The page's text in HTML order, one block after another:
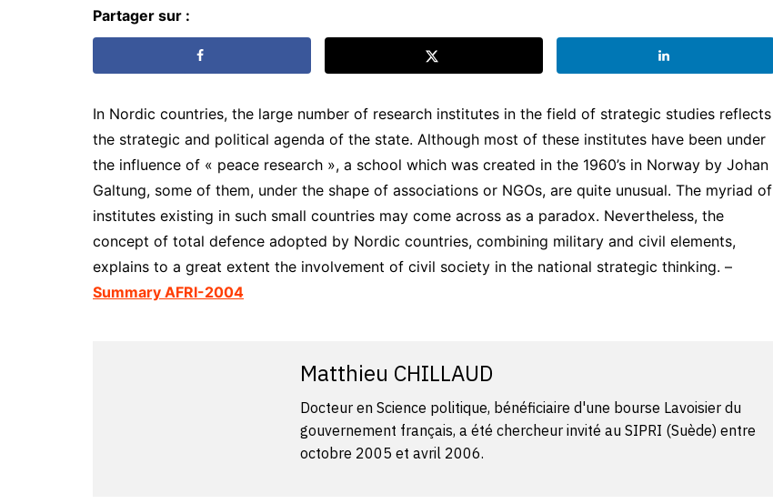
Partager sur :
In Nordic countries, the large number of research institutes in the field of strategic studies reflects
the strategic and political agenda of the state. Although most of these institutes have been under
the influence of « peace research », a school which was created in the 1960’s in Norway by Johan
Galtung, some of them, under the shape of associations or NGOs, are quite unusual. The myriad of
institutes existing in such small countries may come across as a paradox. Nevertheless, the
concept of total defence adopted by Nordic countries, combining military and civil elements,
explains to a great extent the involvement of civil society in the national strategic thinking. –
Summary AFRI-2004
Matthieu CHILLAUD
Docteur en Science politique, bénéficiaire d'une bourse Lavoisier du
gouvernement français, a été chercheur invité au SIPRI (Suède) entre
octobre 2005 et avril 2006.